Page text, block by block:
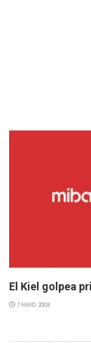
El Kiel golpea
7 MAYO 2008